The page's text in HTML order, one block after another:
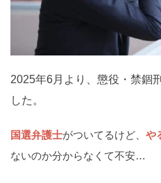
滋賀 兵庫
中国
四国
九州・沖縄
2025年6月より、懲役・禁錮
した。
国選弁護士がついてるけど、 や
ないのか分からなくて不安…